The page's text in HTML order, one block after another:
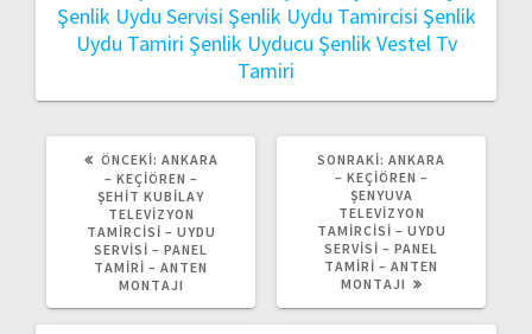
Şenlik Uydu Servisi Şenlik Uydu Tamircisi Şenlik
Uydu Tamiri Şenlik Uyducu Şenlik Vestel Tv
Tamiri
ÖNCEKI: ÖNCEKI
YAZI:
ANKARA
– KEÇIÖREN –
ŞEHIT KUBILAY
TELEVIZYON
TAMIRCISI – UYDU
SERVISI – PANEL
TAMIRI – ANTEN
MONTAJI
SONRAKI: SONRAKI
YAZI:
ANKARA
– KEÇIÖREN –
ŞENYUVA
TELEVIZYON
TAMIRCISI – UYDU
SERVISI – PANEL
TAMIRI – ANTEN
MONTAJI